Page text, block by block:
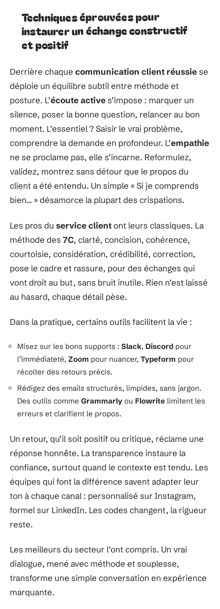
Techniques éprouvées pour
instaurer un échange constructif
et positif
Derrière chaque communication client réussiese
déploie un équilibre subtil entre méthode et
posture. L’écoute actives’impose : marquer un
silence, poser la bonne question, relancer au bon
moment. L’essentiel ? Saisir le vrai problème,
comprendre la demande en profondeur. L’empathie
ne se proclame pas, elle s’incarne. Reformulez,
validez, montrez sans détour que le propos du
client a été entendu. Un simple « Si je comprends
bien… » désamorce la plupart des crispations.
Les pros du service clientont leurs classiques. La
méthode des 7C, clarté, concision, cohérence,
courtoisie, considération, crédibilité, correction,
pose le cadre et rassure, pour des échanges qui
vont droit au but, sans bruit inutile. Rien n’est laissé
au hasard, chaque détail pèse.
Dans la pratique, certains outils facilitent la vie :
Misez sur les bons supports : Slack, Discord pour
l’immédiateté, Zoom pour nuancer, Typeform pour
récolter des retours précis.
Rédigez des emails structurés, limpides, sans jargon.
Des outils comme Grammarly ou Flowrite limitent les
erreurs et clarifient le propos.
Un retour, qu’il soit positif ou critique, réclame une
réponse honnête. La transparence instaure la
confiance, surtout quand le contexte est tendu. Les
équipes qui font la différence savent adapter leur
ton à chaque canal : personnalisé sur Instagram,
formel sur LinkedIn. Les codes changent, la rigueur
reste.
Les meilleurs du secteur l’ont compris. Un vrai
dialogue, mené avec méthode et souplesse,
transforme une simple conversation en expérience
marquante.